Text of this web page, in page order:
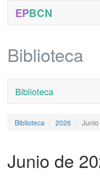
EPBCN
Biblioteca
Biblioteca
Biblioteca 2026 Junio
Junio de